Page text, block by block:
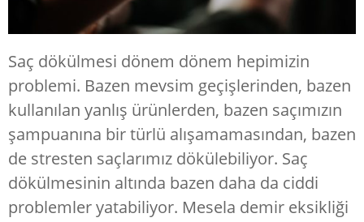
Saç dökülmesi dönem dönem hepimizin
problemi. Bazen mevsim geçişlerinden, bazen
kullanılan yanlış ürünlerden, bazen saçımızın
şampuanına bir türlü alışamamasından, bazen
de stresten saçlarımız dökülebiliyor. Saç
dökülmesinin altında bazen daha da ciddi
problemler yatabiliyor. Mesela demir eksikliği